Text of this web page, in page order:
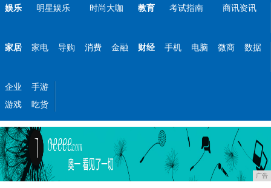
娱乐 明星娱乐 时尚大咖 教育 考试指南 商讯资讯
家居 家电 导购 消费 金融 财经 手机 电脑 微商 数据
企业
手游
游戏
吃货
广告